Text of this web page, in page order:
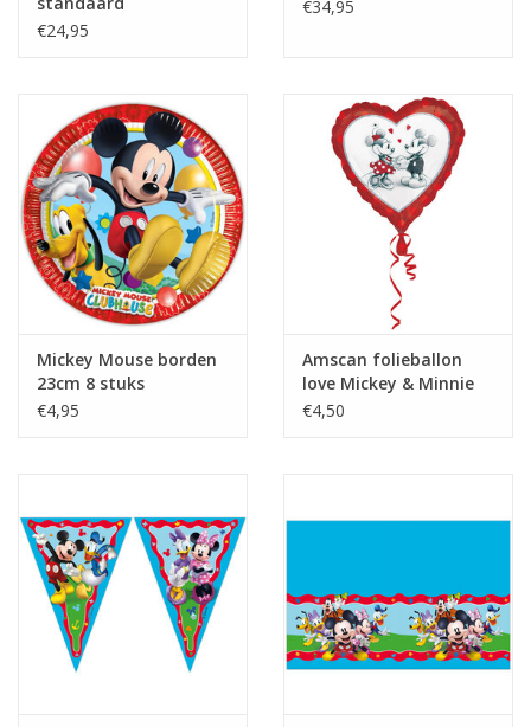
waardoor de ballon weer mooi strak wordt.
van een pompje met een lange tuit of met een rietje.
€24,95
€34,95
Mickey Mouse borden
23cm 8 stuks
€4,95
Amscan folieballon
love Mickey & Minnie
45 cm
€4,50